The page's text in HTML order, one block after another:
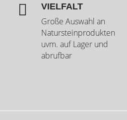
 VIELFALT
Große Auswahl an
Natursteinprodukten
uvm. auf Lager und
abrufbar